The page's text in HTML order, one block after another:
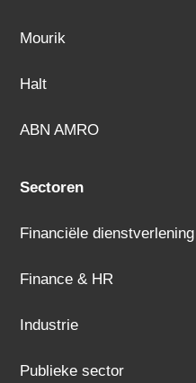
Mourik
Halt
ABN AMRO
Sectoren
Financiële dienstverlening
Finance & HR
Industrie
Publieke sector